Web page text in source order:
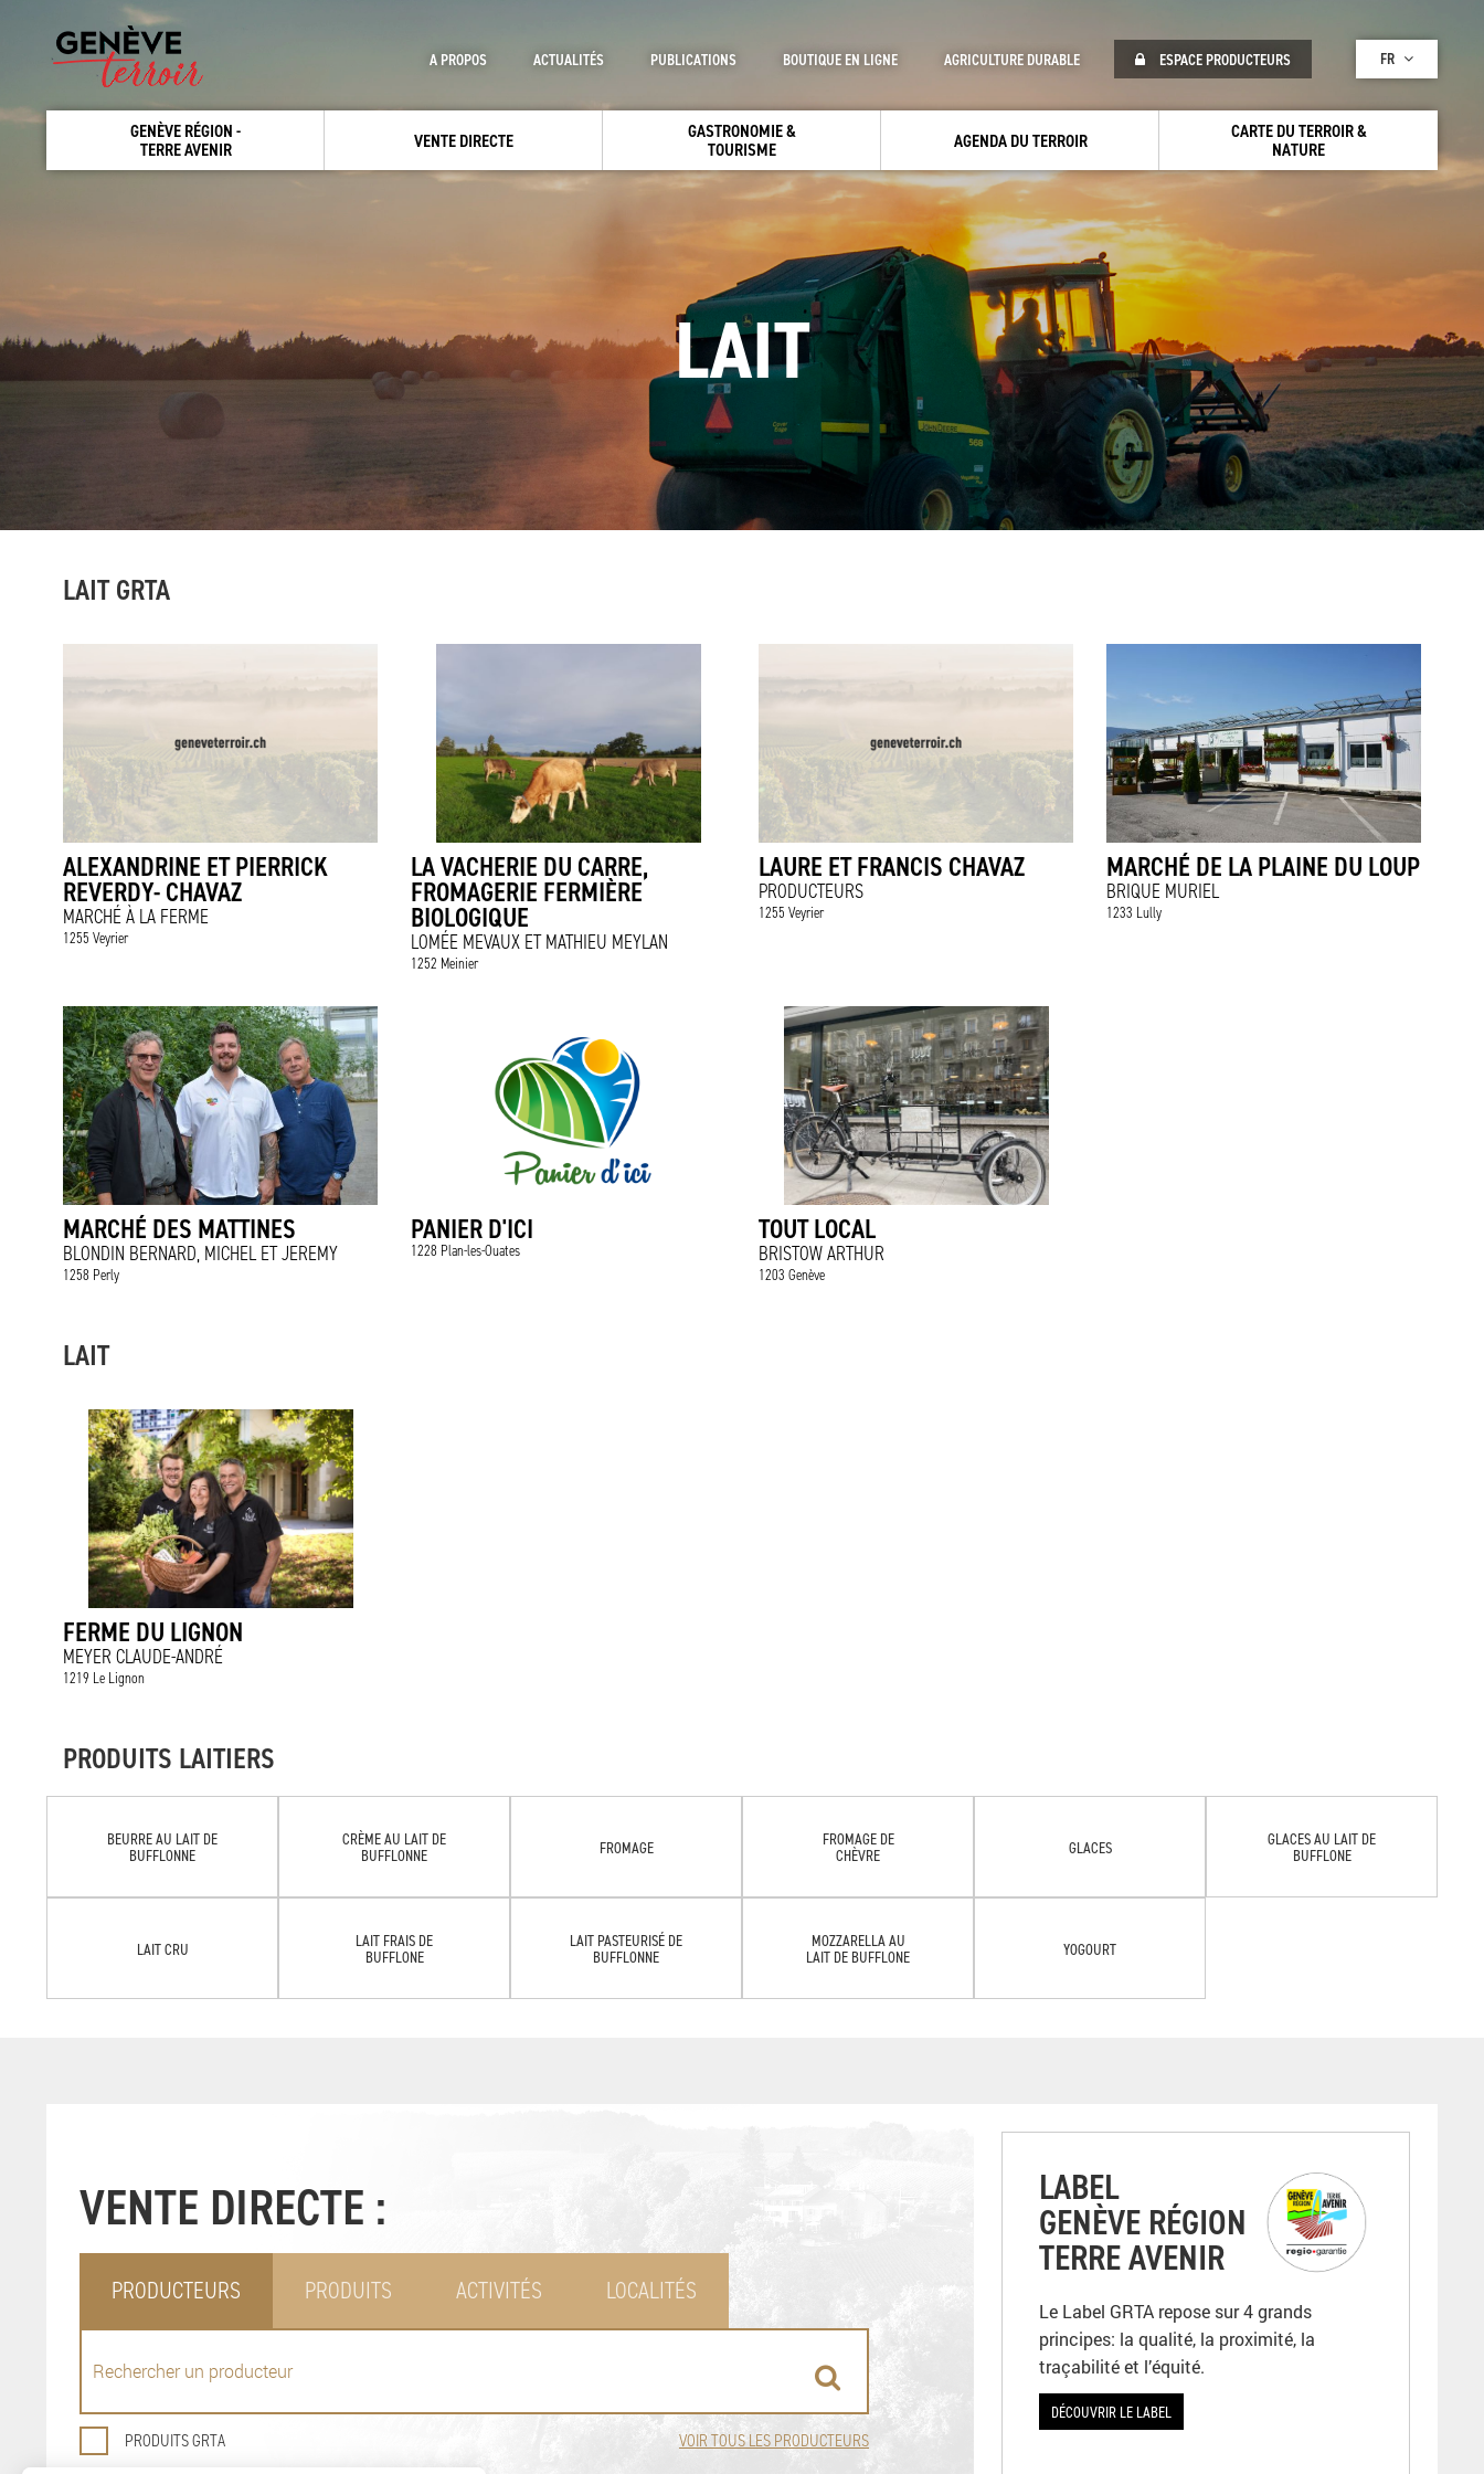
GENÈVE RÉGION -
TERRE AVENIR
VENTE DIRECTE
GASTRONOMIE &
TOURISME
AGENDA DU TERROIR
CARTE DU TERROIR &
NATURE
A PROPOS ACTUALITÉS PUBLICATIONS BOUTIQUE EN LIGNE AGRICULTURE DURABLE ESPACE PRODUCTEURS FR
LAIT
LAIT GRTA
ALEXANDRINE ET PIERRICK
REVERDY- CHAVAZ
MARCHÉ À LA FERME
1255 Veyrier
LA VACHERIE DU CARRE,
FROMAGERIE FERMIÈRE
BIOLOGIQUE
LOMÉE MEVAUX ET MATHIEU MEYLAN
1252 Meinier
LAURE ET FRANCIS CHAVAZ
PRODUCTEURS
1255 Veyrier
MARCHÉ DE LA PLAINE DU LOUP
BRIQUE MURIEL
1233 Lully
MARCHÉ DES MATTINES
BLONDIN BERNARD, MICHEL ET JEREMY
1258 Perly
PANIER D'ICI
1228 Plan-les-Ouates
TOUT LOCAL
BRISTOW ARTHUR
1203 Genève
LAIT
FERME DU LIGNON
MEYER CLAUDE-ANDRÉ
1219 Le Lignon
PRODUITS LAITIERS
BEURRE AU LAIT DE
BUFFLONNE
CRÈME AU LAIT DE
BUFFLONNE
FROMAGE
FROMAGE DE
CHÈVRE
GLACES
GLACES AU LAIT DE
BUFFLONE
LAIT CRU
LAIT FRAIS DE
BUFFLONE
LAIT PASTEURISÉ DE
BUFFLONNE
MOZZARELLA AU
LAIT DE BUFFLONE
YOGOURT
VENTE DIRECTE :
PRODUCTEURS PRODUITS ACTIVITÉS LOCALITÉS
PRODUITS GRTA VOIR TOUS LES PRODUCTEURS
LABEL
GENÈVE RÉGION
TERRE AVENIR
Le Label GRTA repose sur 4 grands
principes: la qualité, la proximité, la
traçabilité et l’équité.
DÉCOUVRIR LE LABEL